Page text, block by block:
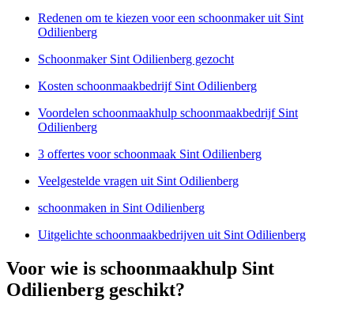
Redenen om te kiezen voor een schoonmaker uit Sint
Odilienberg
Schoonmaker Sint Odilienberg gezocht
Kosten schoonmaakbedrijf Sint Odilienberg
Voordelen schoonmaakhulp schoonmaakbedrijf Sint
Odilienberg
3 offertes voor schoonmaak Sint Odilienberg
Veelgestelde vragen uit Sint Odilienberg
schoonmaken in Sint Odilienberg
Uitgelichte schoonmaakbedrijven uit Sint Odilienberg
Voor wie is schoonmaakhulp Sint
Odilienberg geschikt?